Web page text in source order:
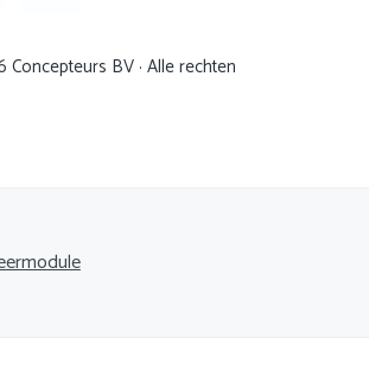
BV · Alle rechten